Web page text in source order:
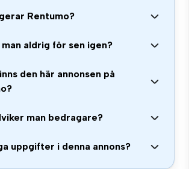
Rentumo?
aldrig för sen igen?
den här annonsen på
man bedragare?
uppgifter i denna annons?